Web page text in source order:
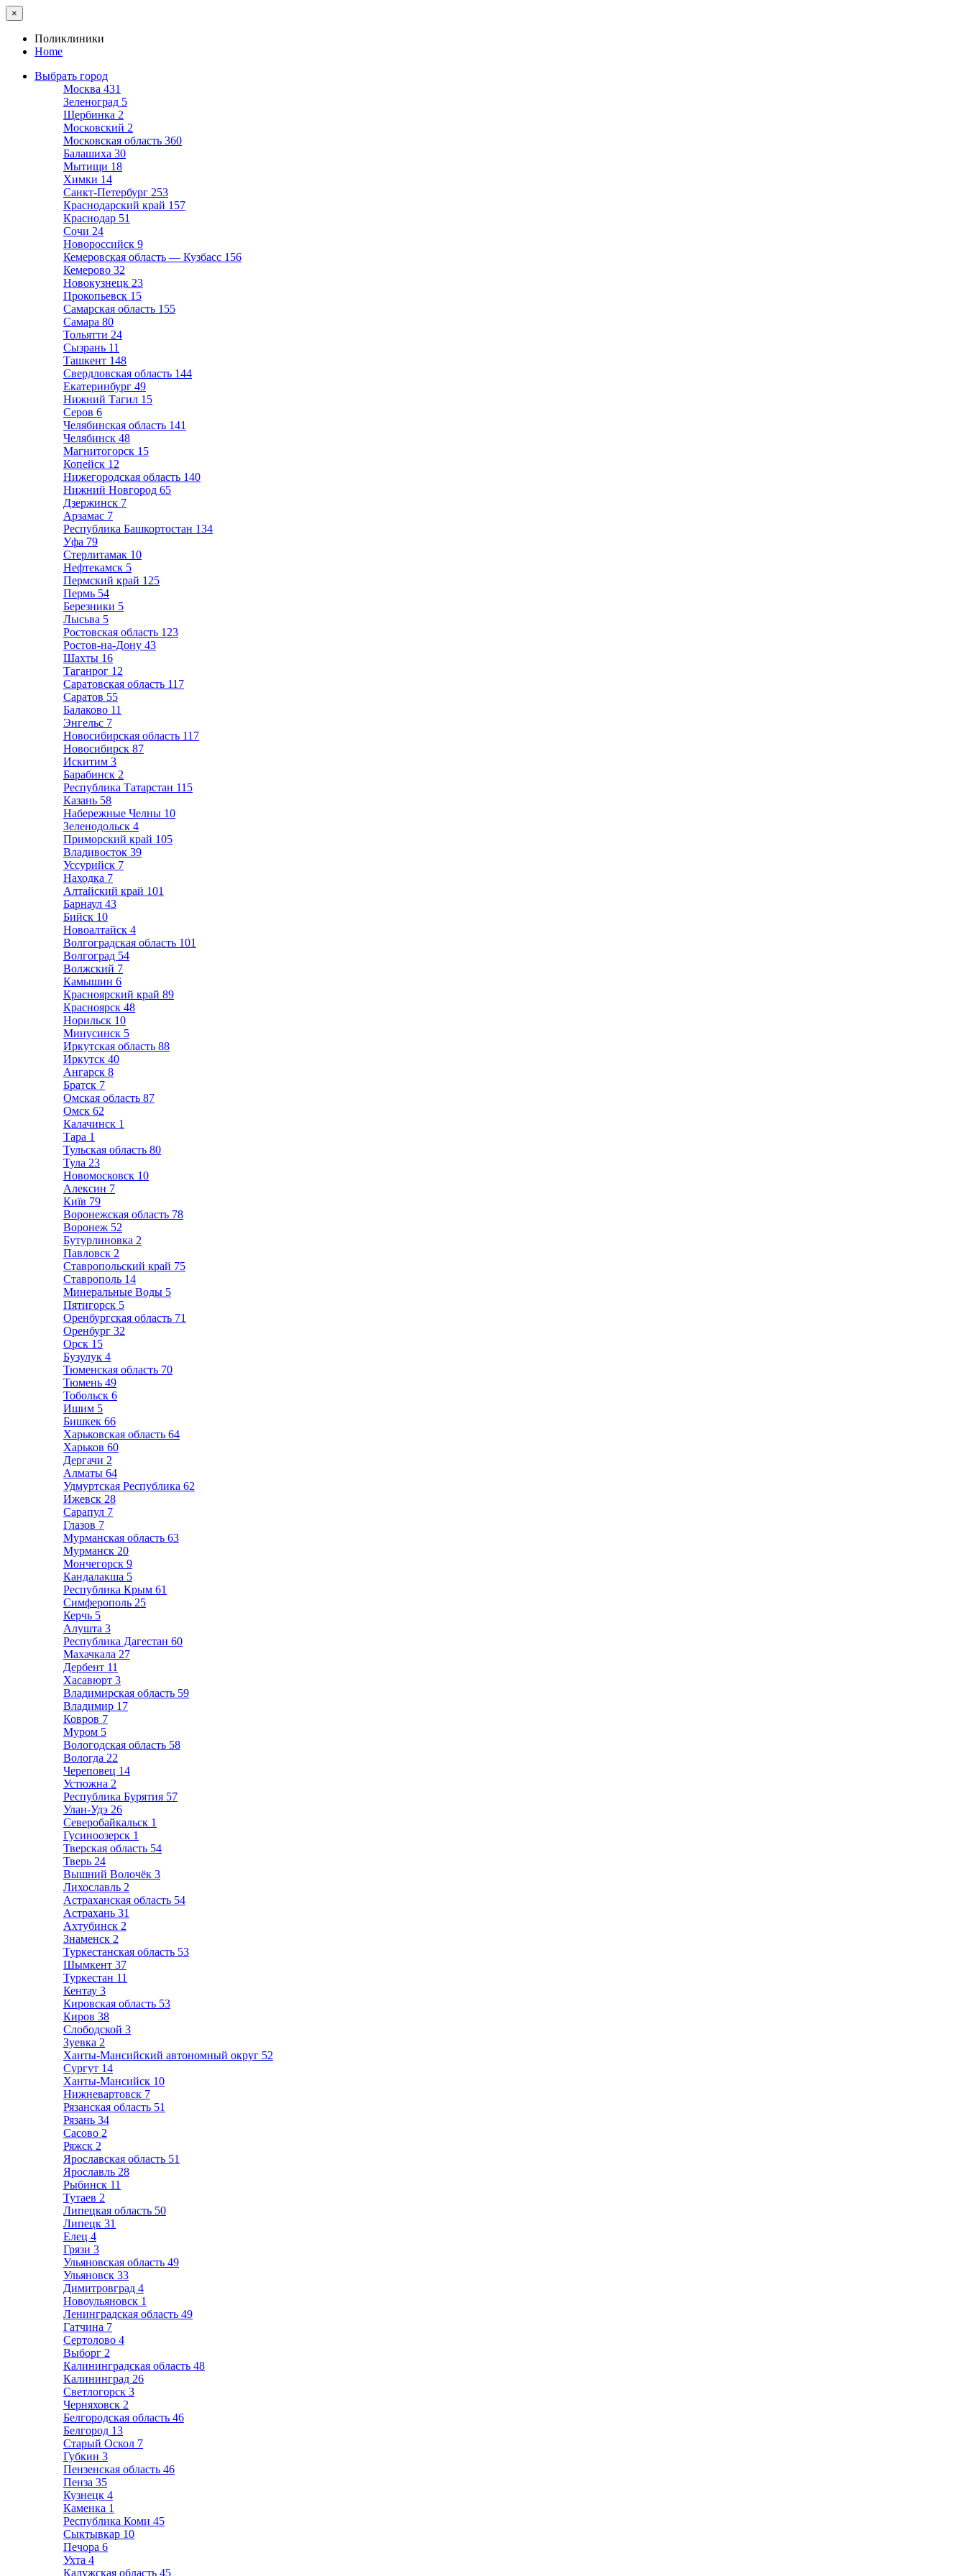
×
Поликлиники
Home
Выбрать город
Москва 431
Зеленоград 5
Щербинка 2
Московский 2
Московская область 360
Балашиха 30
Мытищи 18
Химки 14
Санкт-Петербург 253
Краснодарский край 157
Краснодар 51
Сочи 24
Новороссийск 9
Кемеровская область — Кузбасс 156
Кемерово 32
Новокузнецк 23
Прокопьевск 15
Самарская область 155
Самара 80
Тольятти 24
Сызрань 11
Ташкент 148
Свердловская область 144
Екатеринбург 49
Нижний Тагил 15
Серов 6
Челябинская область 141
Челябинск 48
Магнитогорск 15
Копейск 12
Нижегородская область 140
Нижний Новгород 65
Дзержинск 7
Арзамас 7
Республика Башкортостан 134
Уфа 79
Стерлитамак 10
Нефтекамск 5
Пермский край 125
Пермь 54
Березники 5
Лысьва 5
Ростовская область 123
Ростов-на-Дону 43
Шахты 16
Таганрог 12
Саратовская область 117
Саратов 55
Балаково 11
Энгельс 7
Новосибирская область 117
Новосибирск 87
Искитим 3
Барабинск 2
Республика Татарстан 115
Казань 58
Набережные Челны 10
Зеленодольск 4
Приморский край 105
Владивосток 39
Уссурийск 7
Находка 7
Алтайский край 101
Барнаул 43
Бийск 10
Новоалтайск 4
Волгоградская область 101
Волгоград 54
Волжский 7
Камышин 6
Красноярский край 89
Красноярск 48
Норильск 10
Минусинск 5
Иркутская область 88
Иркутск 40
Ангарск 8
Братск 7
Омская область 87
Омск 62
Калачинск 1
Тара 1
Тульская область 80
Тула 23
Новомосковск 10
Алексин 7
Київ 79
Воронежская область 78
Воронеж 52
Бутурлиновка 2
Павловск 2
Ставропольский край 75
Ставрополь 14
Минеральные Воды 5
Пятигорск 5
Оренбургская область 71
Оренбург 32
Орск 15
Бузулук 4
Тюменская область 70
Тюмень 49
Тобольск 6
Ишим 5
Бишкек 66
Харьковская область 64
Харьков 60
Дергачи 2
Алматы 64
Удмуртская Республика 62
Ижевск 28
Сарапул 7
Глазов 7
Мурманская область 63
Мурманск 20
Мончегорск 9
Кандалакша 5
Республика Крым 61
Симферополь 25
Керчь 5
Алушта 3
Республика Дагестан 60
Махачкала 27
Дербент 11
Хасавюрт 3
Владимирская область 59
Владимир 17
Ковров 7
Муром 5
Вологодская область 58
Вологда 22
Череповец 14
Устюжна 2
Республика Бурятия 57
Улан-Удэ 26
Северобайкальск 1
Гусиноозерск 1
Тверская область 54
Тверь 24
Вышний Волочёк 3
Лихославль 2
Астраханская область 54
Астрахань 31
Ахтубинск 2
Знаменск 2
Туркестанская область 53
Шымкент 37
Туркестан 11
Кентау 3
Кировская область 53
Киров 38
Слободской 3
Зуевка 2
Ханты-Мансийский автономный округ 52
Сургут 14
Ханты-Мансийск 10
Нижневартовск 7
Рязанская область 51
Рязань 34
Сасово 2
Ряжск 2
Ярославская область 51
Ярославль 28
Рыбинск 11
Тутаев 2
Липецкая область 50
Липецк 31
Елец 4
Грязи 3
Ульяновская область 49
Ульяновск 33
Димитровград 4
Новоульяновск 1
Ленинградская область 49
Гатчина 7
Сертолово 4
Выборг 2
Калининградская область 48
Калининград 26
Светлогорск 3
Черняховск 2
Белгородская область 46
Белгород 13
Старый Оскол 7
Губкин 3
Пензенская область 46
Пенза 35
Кузнецк 4
Каменка 1
Республика Коми 45
Сыктывкар 10
Печора 6
Ухта 4
Калужская область 45